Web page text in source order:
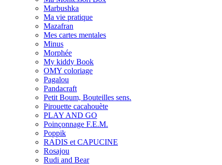
Marbushka
Ma vie pratique
Mazafran
Mes cartes mentales
Minus
Morphée
My kiddy Book
OMY coloriage
Pagalou
Pandacraft
Petit Boum, Bouteilles sens.
Pirouette cacahouète
PLAY AND GO
Poinçonnage F.E.M.
Poppik
RADIS et CAPUCINE
Rosajou
Rudi and Bear